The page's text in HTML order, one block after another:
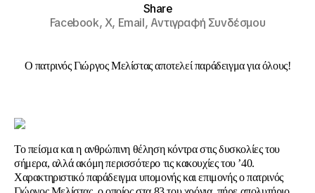
Share
Facebook,X, Email,Αντιγραφή Συνδέσμου
Ο πατρινός Γιώργος Μελίστας αποτελεί παράδειγμα για όλους!
Το πείσμα και η ανθρώπινη θέληση κόντρα στις δυσκολίες του
σήμερα, αλλά ακόμη περισσότερο τις κακουχίες του ’40.
Χαρακτηριστικό παράδειγμα υπομονής και επιμονής ο πατρινός